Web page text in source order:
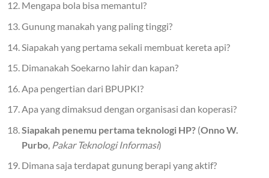
Mengapa bola bisa memantul?
Gunung manakah yang paling tinggi?
Siapakah yang pertama sekali membuat kereta api?
Dimanakah Soekarno lahir dan kapan?
Apa pengertian dari BPUPKI?
Apa yang dimaksud dengan organisasi dan koperasi?
Siapakah penemu pertama teknologi HP?(Onno W.
Purbo, Pakar Teknologi Informasi)
Dimana saja terdapat gunung berapi yang aktif?